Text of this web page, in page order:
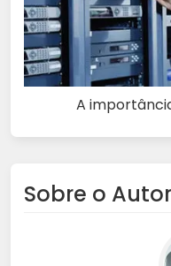
A
Sobre o Autor